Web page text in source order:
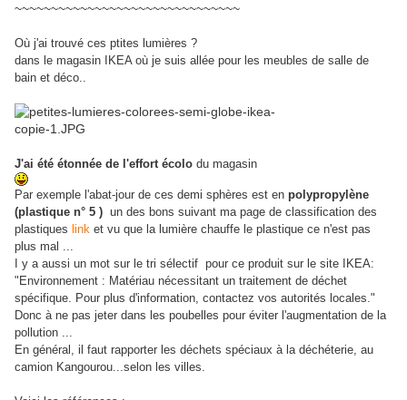
~~~~~~~~~~~~~~~~~~~~~~~~~~~~~~~
Où j'ai trouvé ces ptites lumières ?
dans le magasin IKEA où je suis allée pour les meubles de salle de
bain et déco..
J'ai été étonnée de l'effort écolo du magasin
Par exemple l'abat-jour de ces demi sphères est en polypropylène
(plastique n° 5 ) un des bons suivant ma page de classification des
plastiques link et vu que la lumière chauffe le plastique ce n'est pas
plus mal ...
I y a aussi un mot sur le tri sélectif pour ce produit sur le site IKEA:
"Environnement : Matériau nécessitant un traitement de déchet
spécifique. Pour plus d'information, contactez vos autorités locales."
Donc à ne pas jeter dans les poubelles pour éviter l'augmentation de la
pollution ...
En général, il faut rapporter les déchets spéciaux à la déchéterie, au
camion Kangourou...selon les villes.